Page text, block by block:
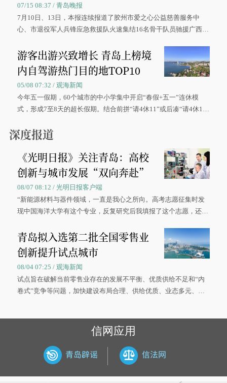
07/15 08:37 / 青岛晚报
7月10日、13日，本报连续报道了胶州市爱之心公益慈善服务中
心、市退役军人兵锋应急救援队火速集结16名骨干队员驰援广西灾
游客出游兴致增长 青岛上榜境
内自驾游热门目的地TOP10
05/08 07:32 / 观海新闻
今年五一假期，60个城市的中小学集中开启“春假+五一”连休模
式，形成7至8天的超长假期。结合前拼“请4休11”或后凑“请4休1
深度报道
《光明日报》关注青岛：高校
创新与城市发展“双向奔赴”
08/07 08:12 / 光明日报客户端
“新能源材料与器件领域，一直是我心之所向。高考志愿征集时发
现中国海洋大学有这个专业，反复研究后我填报了这个志愿，还真
大学材料科学与工程学院材料类专业的录取通知书。
青岛拟入选第二批全国零售业
创新提升试点城市
08/04 07:25 / 观海新闻
试点旨在破解当前零售业存在的发展不平衡、优质供给不足和“内
卷式”竞争等问题，加快建设布局合理、供给优质、业态多元、智
信网应用